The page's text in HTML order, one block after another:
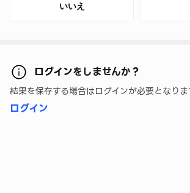
いいえ
ログインをしませんか？
結果を保存する場合はログインが必要となりま
ログイン